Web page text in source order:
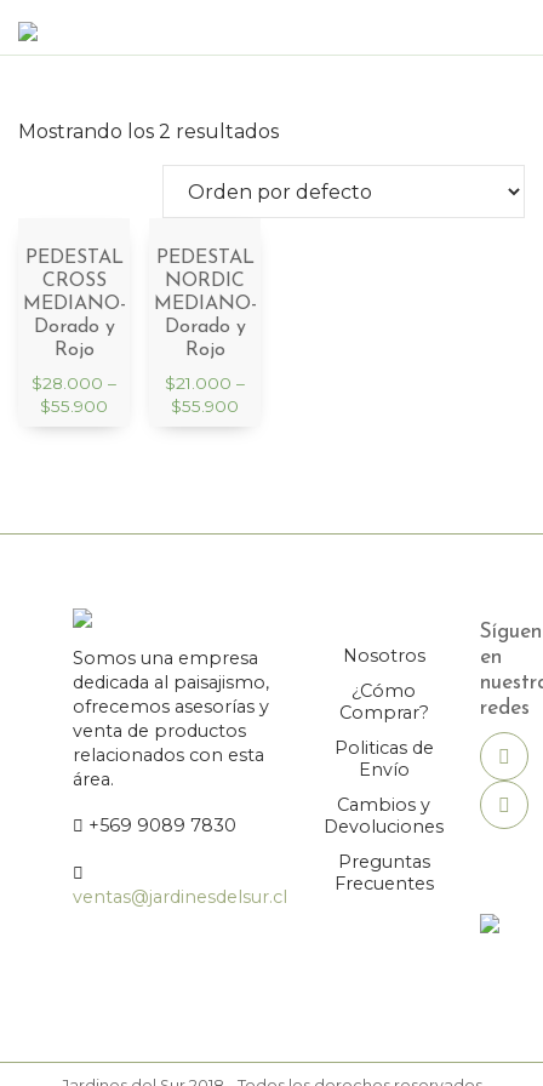
Mostrando los 2 resultados
PEDESTAL
CROSS
MEDIANO-
Dorado y
Rojo
$28.000 –
$55.900
PEDESTAL
NORDIC
MEDIANO-
Dorado y
Rojo
$21.000 –
$55.900
Somos una empresa
dedicada al paisajismo,
ofrecemos asesorías y
venta de productos
relacionados con esta
área.
+569 9089 7830
ventas@jardinesdelsur.cl
Nosotros
¿Cómo
Comprar?
Politicas de
Envío
Cambios y
Devoluciones
Preguntas
Frecuentes
en
redes